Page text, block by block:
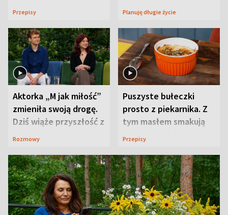
wyjątkowo wilgotne
Przepisy
wizyt
Planuję długie życie
Aktorka „M jak miłość”
zmieniła swoją drogę.
Dziś wiąże przyszłość z
neurobiologią
Rozmowy
Puszyste bułeczki
prosto z piekarnika. Z
tym masłem smakują
jeszcze lepiej
Przepisy